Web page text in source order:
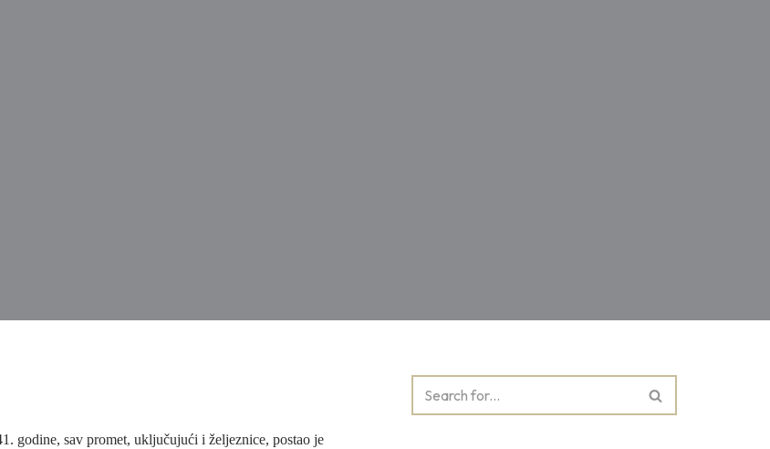
godine, sav promet, uključujući i željeznice, postao je